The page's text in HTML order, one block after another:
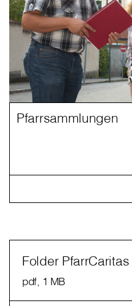
Pfarrsammlungen
Folder PfarrCaritas
pdf, 1 MB